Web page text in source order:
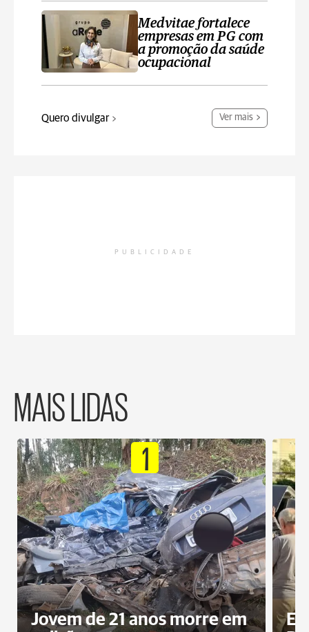
Medvitae fortalece
empresas em PG com
a promoção da saúde
ocupacional
Quero divulgar Ver mais
PUBLICIDADE
MAIS LIDAS
1
Jovem de 21 anos morre em